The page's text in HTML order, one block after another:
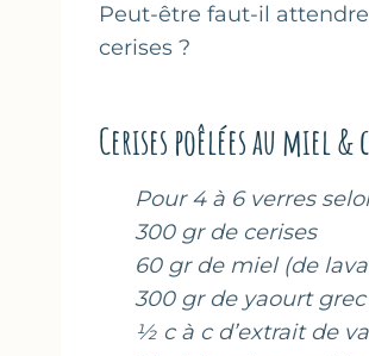
Peut-être faut-il
cerises ?
Cerises poêlées au miel
Pour 4 à 6 verres
300 gr de cerises
60 gr de miel (de
300 gr de yaourt grec
½ c à c d’extrait de